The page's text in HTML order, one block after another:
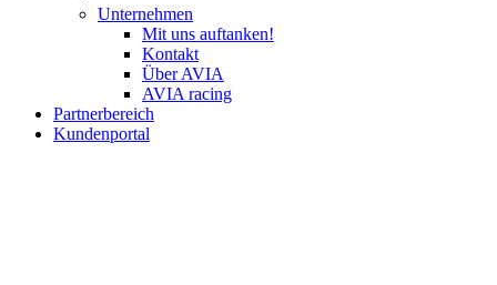
Unternehmen
Mit uns auftanken!
Kontakt
Über AVIA
AVIA racing
Partnerbereich
Kundenportal